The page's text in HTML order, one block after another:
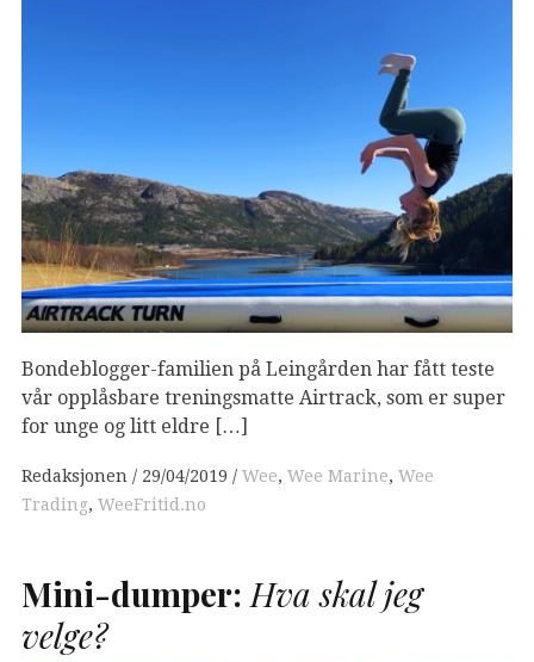
Bondeblogger-familien på Leingården har fått teste
vår opplåsbare treningsmatte Airtrack, som er super
for unge og litt eldre […]
Redaksjonen 29/04/2019 Wee, Wee Marine, Wee
Trading, WeeFritid.no
Mini-dumper: Hva skal jeg
velge?